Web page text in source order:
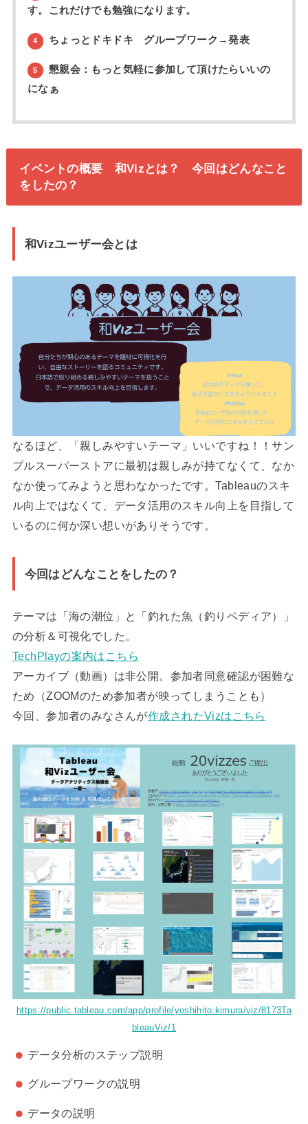
す。これだけでも勉強になります。
4 ちょっとドキドキ グループワーク→発表
5
懇親会：もっと気軽に参加して頂けたらいいの
になぁ
イベントの概要 和Vizとは？ 今回はどんなこと
をしたの？
和Vizユーザー会とは
なるほど、「親しみやすいテーマ」いいですね！！サン
プルスーパーストアに最初は親しみが持てなくて、なか
なか使ってみようと思わなかったです。Tableauのスキ
ル向上ではなくて、データ活用のスキル向上を目指して
いるのに何か深い想いがありそうです。
今回はどんなことをしたの？
テーマは「海の潮位」と「釣れた魚（釣りペディア）」
の分析＆可視化でした。
TechPlayの案内はこちら
アーカイブ（動画）は非公開。参加者同意確認が困難な
ため（ZOOMのため参加者が映ってしまうことも）
今回、参加者のみなさんが作成されたVizはこちら
https://public.tableau.com/app/profile/yoshihito.kimura/viz/8173Ta
bleauViz/1
データ分析のステップ説明
グループワークの説明
データの説明